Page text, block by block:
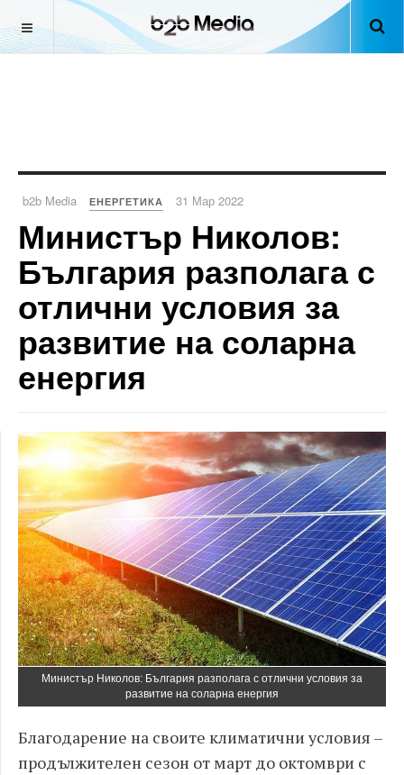
b2b Media ЕНЕРГЕТИКА 31 Мар 2022
Министър Николов:
България разполага с
отлични условия за
развитие на соларна
енергия
Министър Николов: България разполага с отлични условия за
развитие на соларна енергия
Благодарение на своите климатични условия –
продължителен сезон от март до октомври с